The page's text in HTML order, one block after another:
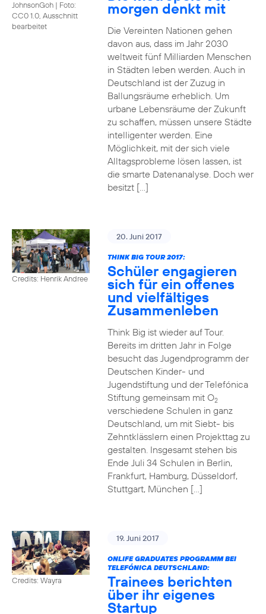
JohnsonGoh | Foto:
CC0 1.0, Ausschnitt
bearbeitet
morgen denkt mit
Die Vereinten Nationen gehen
davon aus, dass im Jahr 2030
weltweit fünf Milliarden Menschen
in Städten leben werden. Auch in
Deutschland ist der Zuzug in
Ballungsräume erheblich. Um
urbane Lebensräume der Zukunft
zu schaffen, müssen unsere Städte
intelligenter werden. Eine
Möglichkeit, mit der sich viele
Alltagsprobleme lösen lassen, ist
die smarte Datenanalyse. Doch wer
besitzt […]
Credits: Henrik Andree
20. Juni 2017
THINK BIG TOUR 2017:
Schüler engagieren
sich für ein offenes
und vielfältiges
Zusammenleben
Think Big ist wieder auf Tour.
Bereits im dritten Jahr in Folge
besucht das Jugendprogramm der
Deutschen Kinder- und
Jugendstiftung und der Telefónica
Stiftung gemeinsam mit O2
verschiedene Schulen in ganz
Deutschland, um mit Siebt- bis
Zehntklässlern einen Projekttag zu
gestalten. Insgesamt stehen bis
Ende Juli 34 Schulen in Berlin,
Frankfurt, Hamburg, Düsseldorf,
Stuttgart, München […]
Credits: Wayra
19. Juni 2017
ONLIFE GRADUATES PROGRAMM BEI
TELEFÓNICA DEUTSCHLAND:
Trainees berichten
über ihr eigenes
Startup